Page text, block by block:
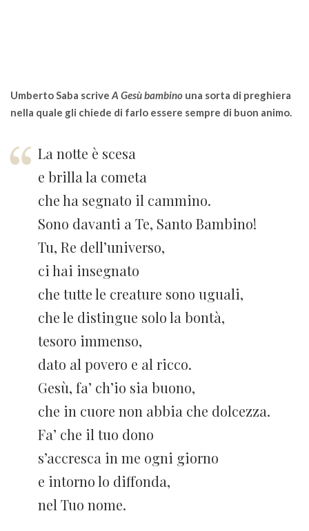
Umberto Saba scrive A Gesù bambino una sorta di preghiera
nella quale gli chiede di farlo essere sempre di buon animo.
La notte è scesa
e brilla la cometa
che ha segnato il cammino.
Sono davanti a Te, Santo Bambino!
Tu, Re dell’universo,
ci hai insegnato
che tutte le creature sono uguali,
che le distingue solo la bontà,
tesoro immenso,
dato al povero e al ricco.
Gesù, fa’ ch’io sia buono,
che in cuore non abbia che dolcezza.
Fa’ che il tuo dono
s’accresca in me ogni giorno
e intorno lo diffonda,
nel Tuo nome.